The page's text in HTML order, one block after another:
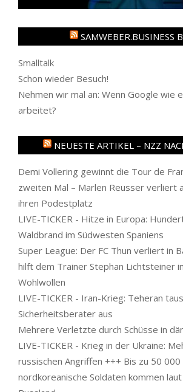
SAMWEBER.BUSINESS
Smalltalk
Schon wieder Besuch!
Nehmen wir mal an: Wenn Google wie
arbeitet?
NEUESTE ARTIKEL – NZZ
Demi Vollering gewinnt die Tour de
zweiten Mal – Marlen Reusser verliert
ihren Podestplatz
LIVE-TICKER - Hitze in Europa:
Waldbrand im Südwesten Spaniens
Super League: Der FC Thun verliert in
hilft dem Trainer Stephan Lichtsteiner
Wohlwollen
LIVE-TICKER - Iran-Krieg: Teheran
Sicherheitsberater aus
Mehrere Verletzte durch Schüsse in
LIVE-TICKER - Krieg in der Ukraine:
russischen Angriffen +++ Bis zu 50 000
nordkoreanische Soldaten kommen laut